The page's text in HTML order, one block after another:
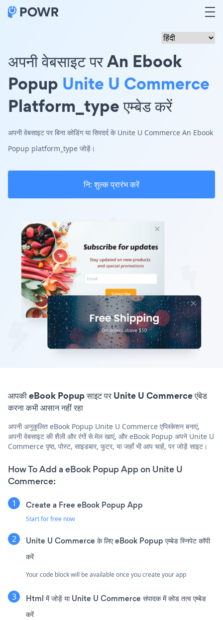
अपनी वेबसाइट पर An Ebook
Popup Unite U Commerce
Platform_type एम्बेड करें
अपनी वेबसाइट पर बिना कोडिंग या सिरदर्द के Unite U Commerce An Ebook
Popup platform_type जोड़ें।
नि: शुल्क प्रारंभ करें
आपकी eBook Popup साइट पर Unite U Commerce एंबेड
करना कभी आसान नहीं रहा
अपनी अनुकूलित eBook Popup Unite U Commerce एप्लिकेशन बनाएं,
अपनी वेबसाइट की शैली और रंगों से मेल खाएं, और eBook Popup अपने Unite U
Commerce पृष्ठ, पोस्ट, साइडबार, फुटर, या जहाँ भी आप चाहें, पर जोड़ें साइट।
How To Add a eBook Popup App on Unite U
Commerce:
Create a Free eBook Popup App
Start for free now
Unite U Commerce के लिए eBook Popup एम्बेड स्निपेट कॉपी
करें
Your code block will be available once you create your app
Html में जोड़ें या Unite U Commerce संपादक में कोड तत्व एम्बेड
करें